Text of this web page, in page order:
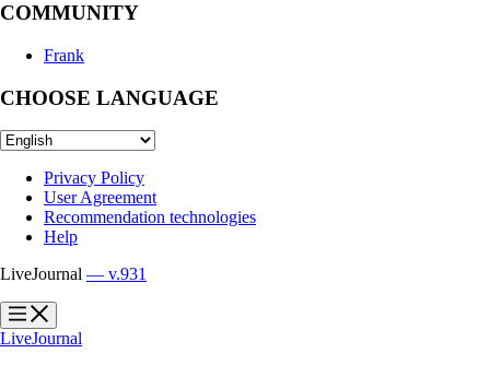
COMMUNITY
Frank
CHOOSE LANGUAGE
Privacy Policy
User Agreement
Recommendation technologies
Help
LiveJournal — v.931
?
?
LiveJournal